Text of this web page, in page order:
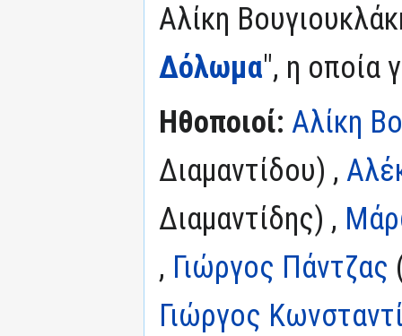
Αλίκη
Δόλωμα", η οποία
Ηθοποιοί: Αλίκη
Διαμαντίδου) ,
Διαμαντίδης) ,
, Γιώργος Πάντζας
Γιώργος